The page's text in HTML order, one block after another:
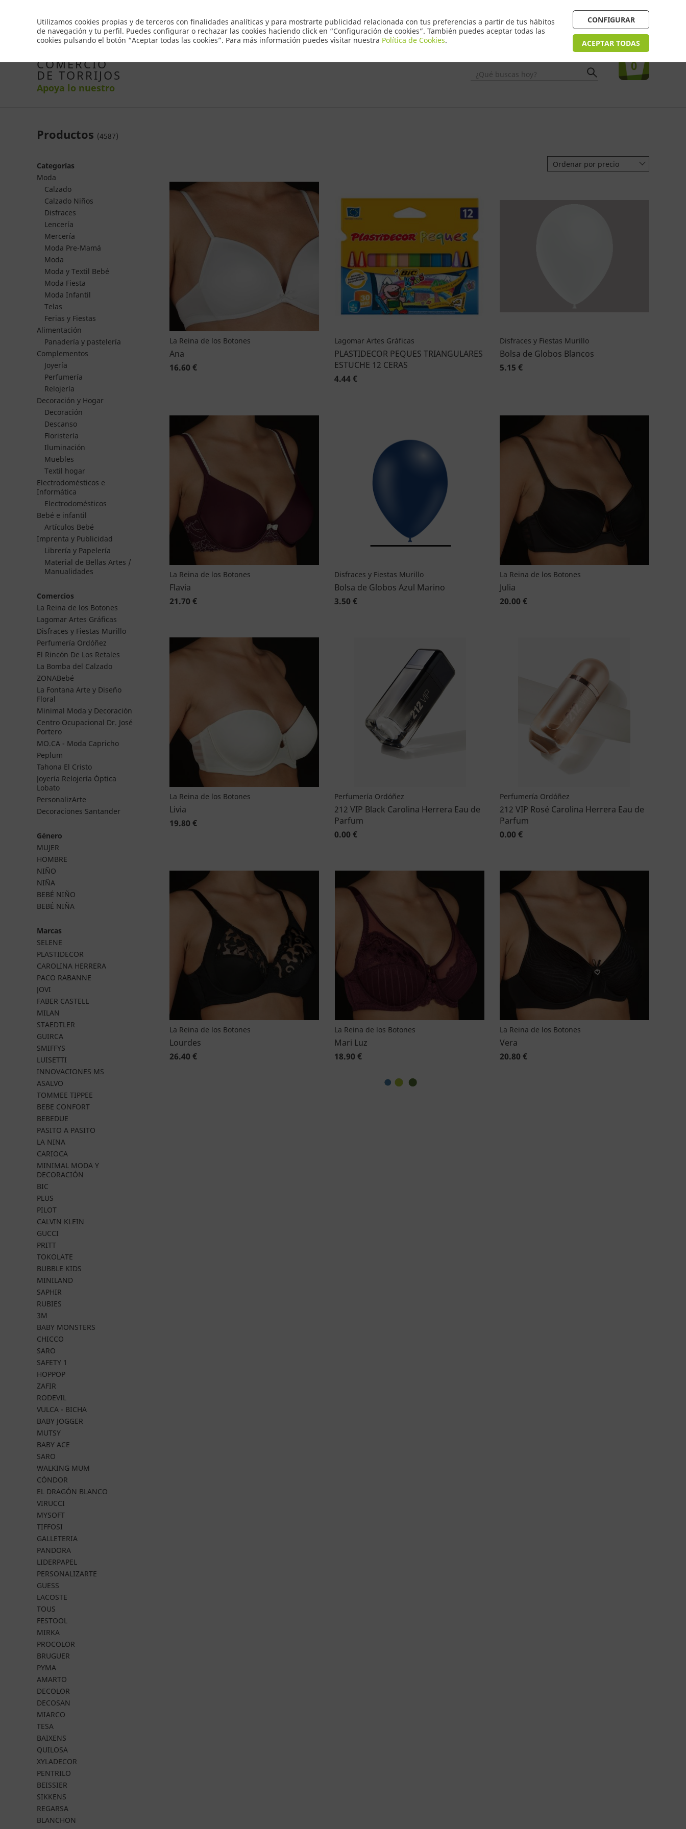
Utilizamos cookies propias y de terceros con finalidades analíticas y para mostrarte publicidad relacionada con tus preferencias a partir de tus hábitos
de navegación y tu perfil. Puedes configurar o rechazar las cookies haciendo click en “Configuración de cookies”. También puedes aceptar todas las
cookies pulsando el botón “Aceptar todas las cookies”. Para más información puedes visitar nuestra Política de Cookies.
CONFIGURAR
ACEPTAR TODAS
¿Necesitas ayuda? FAQ
Tu compra
0
Inicio Productos Comercios Ofertas Contacto
¿Qué buscas hoy?
COMERCIO
DE TORRIJOS
Apoya lo nuestro
Productos (4587)
Categorías
Moda
Calzado
Calzado Niños
Disfraces
Lencería
Mercería
Moda Pre-Mamá
Moda
Moda y Textil Bebé
Moda Fiesta
Moda Infantil
Telas
Ferias y Fiestas
Alimentación
Panadería y pastelería
Complementos
Joyería
Perfumería
Relojería
Decoración y Hogar
Decoración
Descanso
Floristería
Iluminación
Muebles
Textil hogar
Electrodomésticos e
Informática
Electrodomésticos
Bebé e infantil
Artículos Bebé
Imprenta y Publicidad
Librería y Papelería
Material de Bellas Artes /
Manualidades
Comercios
La Reina de los Botones
Lagomar Artes Gráficas
Disfraces y Fiestas Murillo
Perfumería Ordóñez
El Rincón De Los Retales
La Bomba del Calzado
ZONABebé
La Fontana Arte y Diseño
Floral
Minimal Moda y Decoración
Centro Ocupacional Dr. José
Portero
MO.CA - Moda Capricho
Peplum
Tahona El Cristo
Joyería Relojería Óptica
Lobato
PersonalizArte
Decoraciones Santander
Género
MUJER
HOMBRE
NIÑO
NIÑA
BEBÉ NIÑO
BEBÉ NIÑA
Marcas
SELENE
PLASTIDECOR
CAROLINA HERRERA
PACO RABANNE
JOVI
FABER CASTELL
MILAN
STAEDTLER
GUIRCA
SMIFFYS
LUISETTI
INNOVACIONES MS
ASALVO
TOMMEE TIPPEE
BEBE CONFORT
BEBEDUE
PASITO A PASITO
LA NINA
CARIOCA
MINIMAL MODA Y
DECORACIÓN
BIC
PLUS
PILOT
CALVIN KLEIN
GUCCI
PRITT
TOKOLATE
BUBBLE KIDS
MINILAND
SAPHIR
RUBIES
3M
BABY MONSTERS
CHICCO
SARO
SAFETY 1
HOPPOP
ZAFIR
RODEVIL
VULCA - BICHA
BABY JOGGER
MUTSY
BABY ACE
SARO
WALKING MUM
CÓNDOR
EL DRAGÓN BLANCO
VIRUCCI
MYSOFT
TIFFOSI
GALLETERIA
PANDORA
LIDERPAPEL
PERSONALIZARTE
GUESS
LACOSTE
TOUS
FESTOOL
MIRKA
PROCOLOR
BRUGUER
PYMA
AMARTO
DECOLOR
DECOSAN
MIARCO
TESA
BAIXENS
QUILOSA
XYLADECOR
PENTRILO
BEISSIER
SIKKENS
REGARSA
BLANCHON
Ordenar por precio
La Reina de los Botones
Ana
16.60 €
Lagomar Artes Gráficas
PLASTIDECOR PEQUES TRIANGULARES
ESTUCHE 12 CERAS
4.44 €
Disfraces y Fiestas Murillo
Bolsa de Globos Blancos
5.15 €
La Reina de los Botones
Flavia
21.70 €
Disfraces y Fiestas Murillo
Bolsa de Globos Azul Marino
3.50 €
La Reina de los Botones
Julia
20.00 €
La Reina de los Botones
Livia
19.80 €
Perfumería Ordóñez
212 VIP Black Carolina Herrera Eau de
Parfum
0.00 €
Perfumería Ordóñez
212 VIP Rosé Carolina Herrera Eau de
Parfum
0.00 €
La Reina de los Botones
Lourdes
26.40 €
La Reina de los Botones
Mari Luz
18.90 €
La Reina de los Botones
Vera
20.80 €